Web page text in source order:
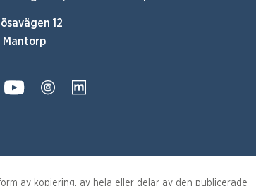
12
Mantorp
av kopiering, av hela eller delar av den publicerade